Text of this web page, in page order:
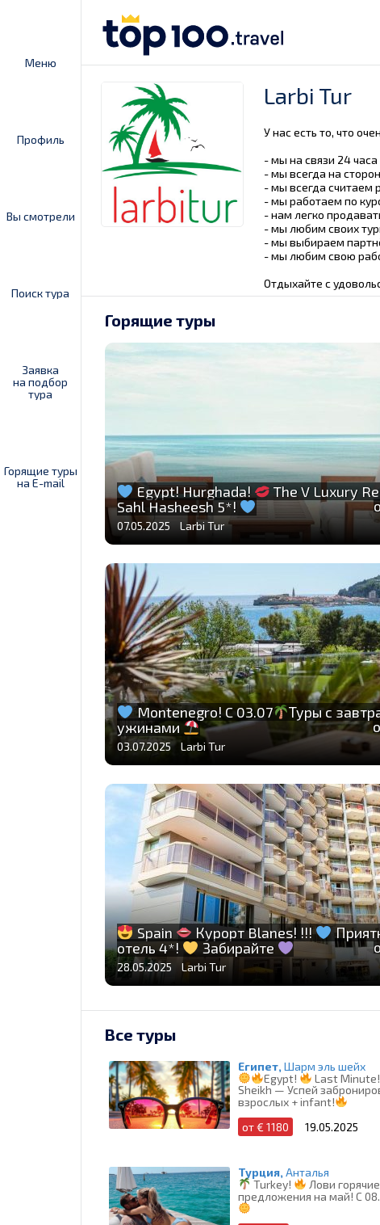
Меню
Профиль
Вы смотрели
Поиск тура
Заявка
на подбор
тура
Горящие туры
на E-mail
Larbi Tur
У нас есть то, что
- мы на связи 24 часа
- мы всегда на
- мы всегда считаем
- мы работаем по
- нам легко
- мы любим своих
- мы выбираем
- мы любим свою
Отдыхайте с
Горящие туры
Egypt! Hurghada!
The V Luxury
Sahl Hasheesh 5*!
07.05.2025 Larbi Tur
Montenegro! C 03.07
Туры с
ужинами
03.07.2025 Larbi Tur
Spain Курорт Blanes! !!!
отель 4*!
Забирайте
28.05.2025 Larbi Tur
Все туры
Египет, Шарм эль шейх
Egypt!
Last Minute!
Sheikh — Успей
взрослых + infant!
от € 1180
19.05.2025
Турция, Анталья
Turkey!
Лови горячие
предложения на май! С